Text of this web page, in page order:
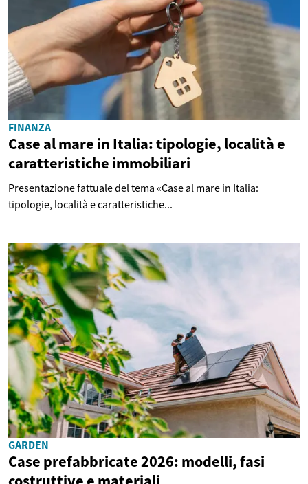
FINANZA
Case al mare in Italia: tipologie, località e
caratteristiche immobiliari
Presentazione fattuale del tema «Case al mare in Italia:
tipologie, località e caratteristiche...
GARDEN
Case prefabbricate 2026: modelli, fasi